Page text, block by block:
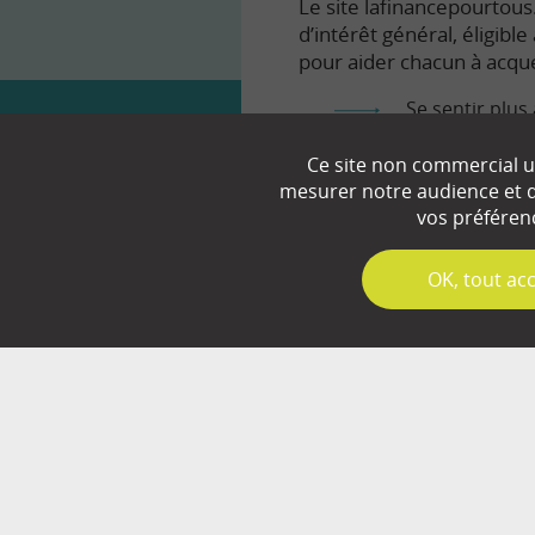
Le site
d’intérêt général,
pour aider chacun à
Se sentir plus
Comprendre
Prendre en
Ce site non commercial
mesurer notre audience et
vos
✓
OK, tout